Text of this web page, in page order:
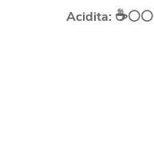
Acidita: ☕️⚪⚪